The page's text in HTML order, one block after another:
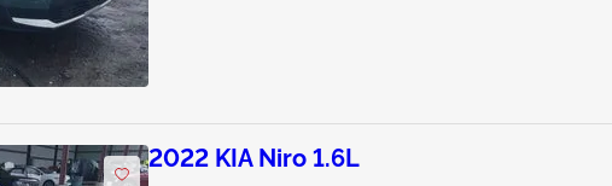
2022 KIA Niro 1.6L